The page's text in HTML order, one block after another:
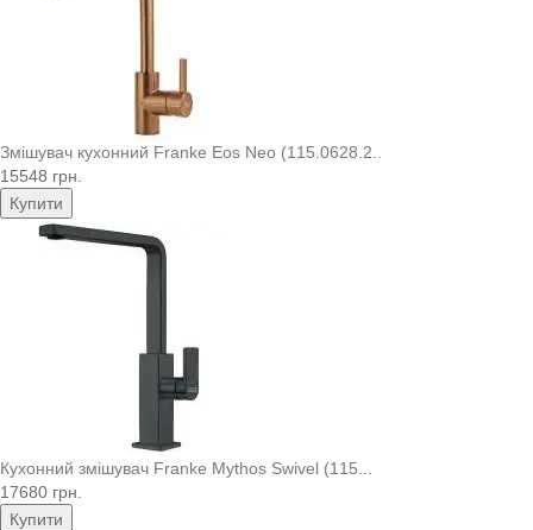
Змішувач кухонний Franke Eos Neo (115.0628.2..
15548 грн.
Купити
Кухонний змішувач Franke Mythos Swivel (115...
17680 грн.
Купити